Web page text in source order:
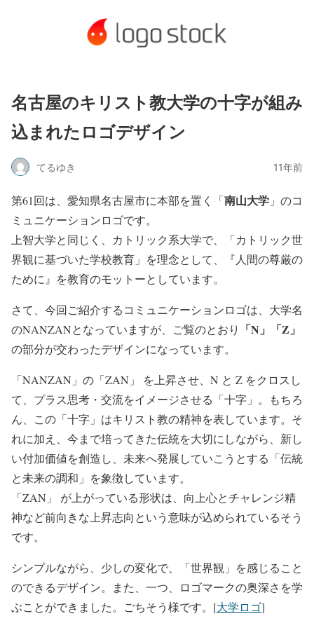
名古屋のキリスト教大学の十字が組み
込まれたロゴデザイン
てるゆき 11年前
第61回は、愛知県名古屋市に本部を置く「南山大学 」のコ
ミュニケーションロゴです。
上智大学と同じく、カトリック系大学で、「カトリック世
界観に基づいた学校教育」を理念として、『人間の尊厳の
ために』を教育のモットーとしています。
さて、今回ご紹介するコミュニケーションロゴは、大学名
のNANZANとなっていますが、ご覧のとおり
「N」「Z」
の部分が交わったデザインになっています。
「NANZAN」の「ZAN」 を上昇させ、N と Z をクロスし
て、プラス思考・交流をイメージさせる「十字」。もちろ
ん、この「十字」はキリスト教の精神を表しています。そ
れに加え、今まで培ってきた伝統を大切にしながら、新し
い付加価値を創造し、未来へ発展していこうとする「伝統
と未来の調和」を象徴しています。
「ZAN」 が上がっている形状は、向上心とチャレンジ精
神など前向きな上昇志向という意味が込められているそう
です。
シンプルながら、少しの変化で、「世界観」を感じること
のできるデザイン。また、一つ、ロゴマークの奥深さを学
ぶことができました。ごちそう様です。[大学ロゴ]